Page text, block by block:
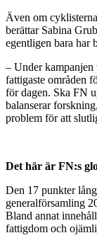
Även om
berättar Sabina
egentligen bara har
– Under kampanjen
fattigaste områden
för dagen. Ska FN
balanserar
problem för att
Det här är FN:s
Den 17 punkter
generalförsamling
Bland annat
fattigdom och